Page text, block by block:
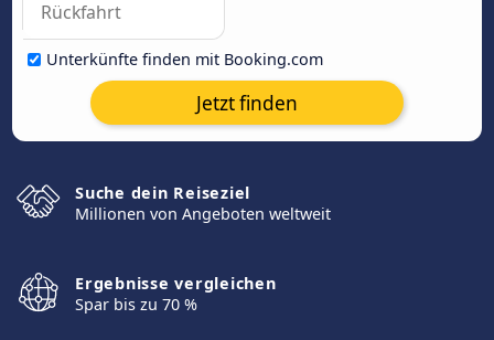
Unterkünfte finden mit Booking.com
Jetzt finden
Suche dein Reiseziel
Millionen von Angeboten weltweit
Ergebnisse vergleichen
Spar bis zu 70 %